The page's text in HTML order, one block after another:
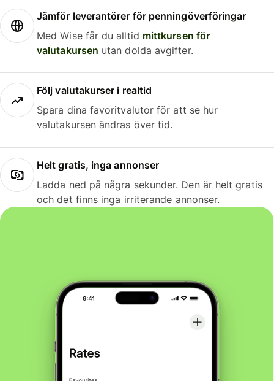
Jämför leverantörer för penningöverföringar
Med Wise får du alltid mittkursen för
valutakursen utan dolda avgifter.
Följ valutakurser i realtid
Spara dina favoritvalutor för att se hur
valutakursen ändras över tid.
Helt gratis, inga annonser
Ladda ned på några sekunder. Den är helt gratis
och det finns inga irriterande annonser.